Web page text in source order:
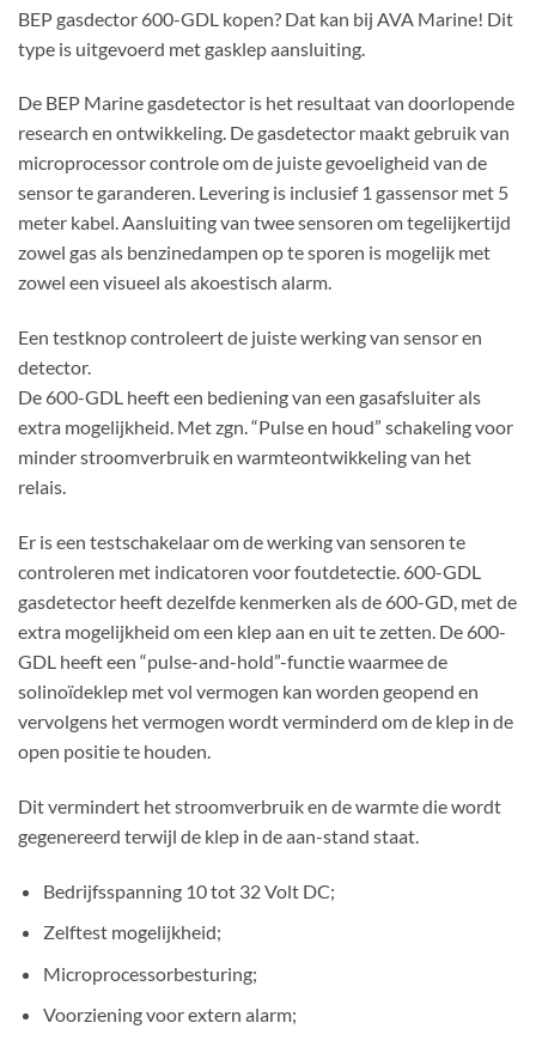
BEP gasdector 600-GDL kopen? Dat kan bij AVA Marine! Dit
type is uitgevoerd met gasklep aansluiting.
De BEP Marine gasdetector is het resultaat van doorlopende
research en ontwikkeling. De gasdetector maakt gebruik van
microprocessor controle om de juiste gevoeligheid van de
sensor te garanderen. Levering is inclusief 1 gassensor met 5
meter kabel. Aansluiting van twee sensoren om tegelijkertijd
zowel gas als benzinedampen op te sporen is mogelijk met
zowel een visueel als akoestisch alarm.
Een testknop controleert de juiste werking van sensor en
detector.
De 600-GDL heeft een bediening van een gasafsluiter als
extra mogelijkheid. Met zgn. “Pulse en houd” schakeling voor
minder stroomverbruik en warmteontwikkeling van het
relais.
Er is een testschakelaar om de werking van sensoren te
controleren met indicatoren voor foutdetectie. 600-GDL
gasdetector heeft dezelfde kenmerken als de 600-GD, met de
extra mogelijkheid om een ​​klep aan en uit te zetten. De 600-
GDL heeft een “pulse-and-hold”-functie waarmee de
solinoïdeklep met vol vermogen kan worden geopend en
vervolgens het vermogen wordt verminderd om de klep in de
open positie te houden.
Dit vermindert het stroomverbruik en de warmte die wordt
gegenereerd terwijl de klep in de aan-stand staat.
Bedrijfsspanning 10 tot 32 Volt DC;
Zelftest mogelijkheid;
Microprocessorbesturing;
Voorziening voor extern alarm;